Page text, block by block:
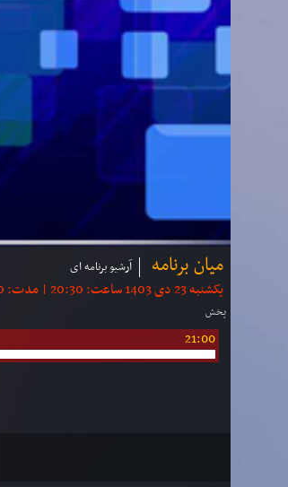
میان برنامه آرشیو برنامه ای
یکشنبه 23 دی 1403 ساعت: 20:30 | مدت: 30 دقیقه
پخش
21:00